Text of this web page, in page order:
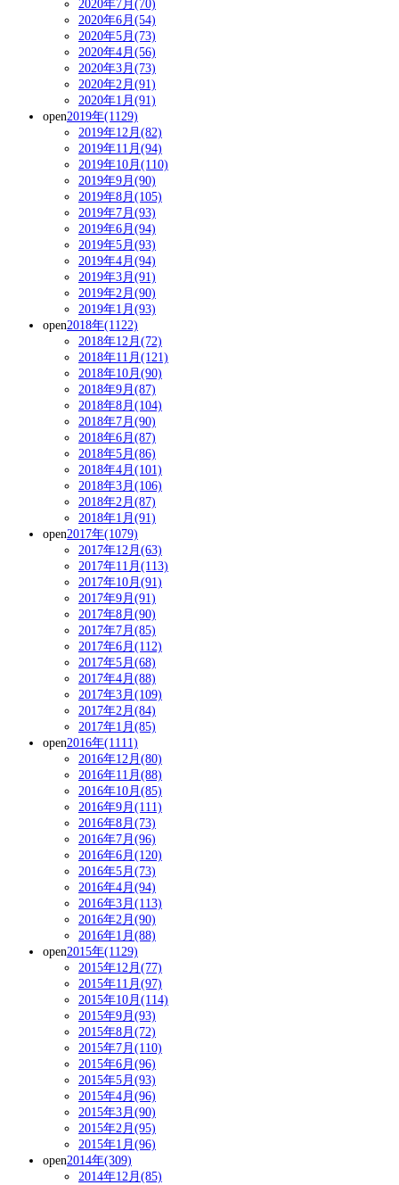
2020年7月(70)
2020年6月(54)
2020年5月(73)
2020年4月(56)
2020年3月(73)
2020年2月(91)
2020年1月(91)
open2019年(1129)
2019年12月(82)
2019年11月(94)
2019年10月(110)
2019年9月(90)
2019年8月(105)
2019年7月(93)
2019年6月(94)
2019年5月(93)
2019年4月(94)
2019年3月(91)
2019年2月(90)
2019年1月(93)
open2018年(1122)
2018年12月(72)
2018年11月(121)
2018年10月(90)
2018年9月(87)
2018年8月(104)
2018年7月(90)
2018年6月(87)
2018年5月(86)
2018年4月(101)
2018年3月(106)
2018年2月(87)
2018年1月(91)
open2017年(1079)
2017年12月(63)
2017年11月(113)
2017年10月(91)
2017年9月(91)
2017年8月(90)
2017年7月(85)
2017年6月(112)
2017年5月(68)
2017年4月(88)
2017年3月(109)
2017年2月(84)
2017年1月(85)
open2016年(1111)
2016年12月(80)
2016年11月(88)
2016年10月(85)
2016年9月(111)
2016年8月(73)
2016年7月(96)
2016年6月(120)
2016年5月(73)
2016年4月(94)
2016年3月(113)
2016年2月(90)
2016年1月(88)
open2015年(1129)
2015年12月(77)
2015年11月(97)
2015年10月(114)
2015年9月(93)
2015年8月(72)
2015年7月(110)
2015年6月(96)
2015年5月(93)
2015年4月(96)
2015年3月(90)
2015年2月(95)
2015年1月(96)
open2014年(309)
2014年12月(85)